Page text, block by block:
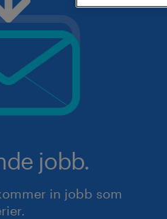
jobb.
in jobb som